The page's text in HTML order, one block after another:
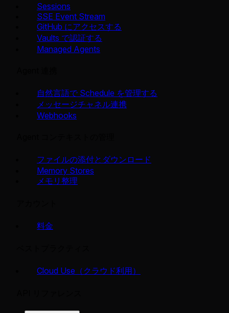
Sessions
SSE Event Stream
GitHub にアクセスする
Vaults で認証する
Managed Agents
自然言語で Schedule を管理する
メッセージチャネル連携
Webhooks
ファイルの添付とダウンロード
Memory Stores
メモリ整理
料金
Cloud Use（クラウド利用）